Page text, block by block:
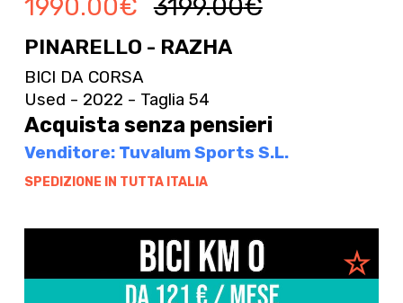
1990.00€ 3199.00€
PINARELLO - RAZHA
BICI DA CORSA
Used - 2022 - Taglia 54
Acquista senza pensieri
Venditore: Tuvalum Sports S.L.
SPEDIZIONE IN TUTTA ITALIA